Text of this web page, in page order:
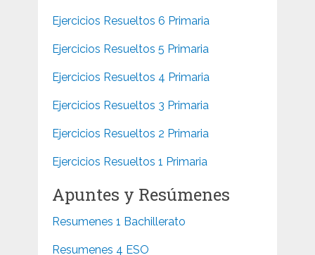
Ejercicios Resueltos 6 Primaria
Ejercicios Resueltos 5 Primaria
Ejercicios Resueltos 4 Primaria
Ejercicios Resueltos 3 Primaria
Ejercicios Resueltos 2 Primaria
Ejercicios Resueltos 1 Primaria
Apuntes y Resúmenes
Resumenes 1 Bachillerato
Resumenes 4 ESO